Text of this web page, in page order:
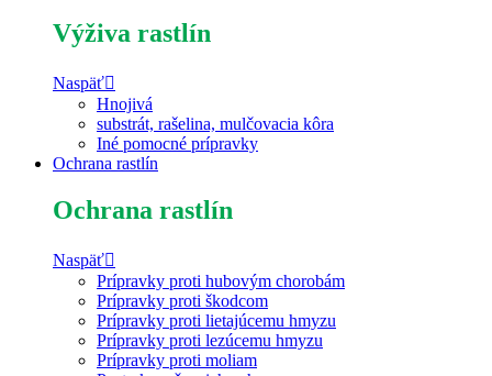
Výživa rastlín
Naspäť
Hnojivá
substrát, rašelina, mulčovacia kôra
Iné pomocné prípravky
Ochrana rastlín
Ochrana rastlín
Naspäť
Prípravky proti hubovým chorobám
Prípravky proti škodcom
Prípravky proti lietajúcemu hmyzu
Prípravky proti lezúcemu hmyzu
Prípravky proti moliam